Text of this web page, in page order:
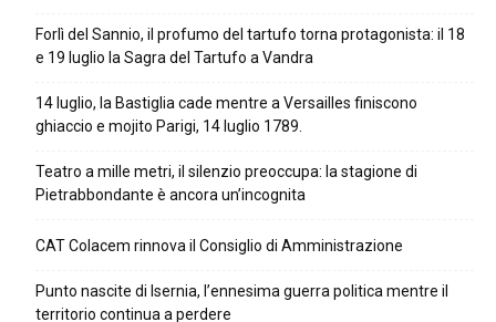
Forlì del Sannio, il profumo del tartufo torna protagonista: il 18
e 19 luglio la Sagra del Tartufo a Vandra
14 luglio, la Bastiglia cade mentre a Versailles finiscono
ghiaccio e mojito Parigi, 14 luglio 1789.
Teatro a mille metri, il silenzio preoccupa: la stagione di
Pietrabbondante è ancora un’incognita
CAT Colacem rinnova il Consiglio di Amministrazione
Punto nascite di Isernia, l’ennesima guerra politica mentre il
territorio continua a perdere